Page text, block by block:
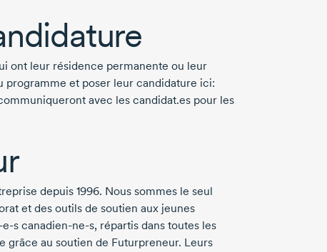
ont leur résidence permanente ou leur
programme et poser leur candidature ici:
avec les candidat.es pour les
depuis 1996. Nous sommes le seul
et des outils de soutien aux jeunes
s canadien-ne-s, répartis dans toutes les
grâce au soutien de Futurpreneur. Leurs